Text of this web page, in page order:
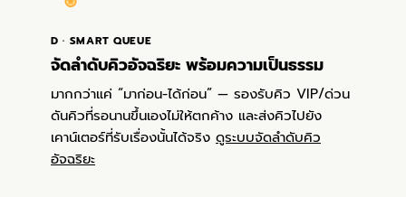
D · SMART QUEUE
จัดลำดับคิวอัจฉริยะ พร้อมความเป็นธรรม
มากกว่าแค่ “มาก่อน-ได้ก่อน” — รองรับคิว VIP/ด่วน
ดันคิวที่รอนานขึ้นเองไม่ให้ตกค้าง และส่งคิวไปยัง
เคาน์เตอร์ที่รับเรื่องนั้นได้จริง ดูระบบจัดลำดับคิว
อัจฉริยะ